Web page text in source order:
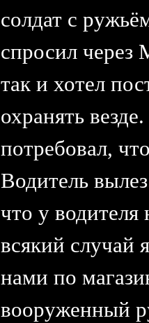
солдат с
спросил через
так и хотел
охранять
потребовал,
Водитель
что у
всякий случай
нами по
вооруженный